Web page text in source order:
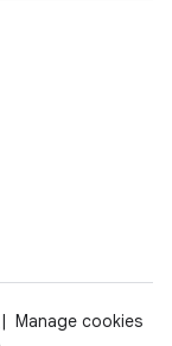
Manage cookies